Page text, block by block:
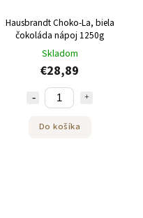
Hausbrandt Choko-La, biela
čokoláda nápoj 1250g
Skladom
€28,89
Do košíka